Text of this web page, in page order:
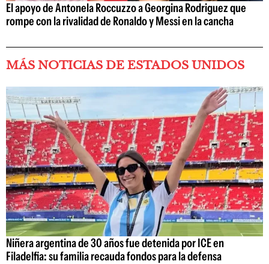
El apoyo de Antonela Roccuzzo a Georgina Rodriguez que
rompe con la rivalidad de Ronaldo y Messi en la cancha
MÁS NOTICIAS DE ESTADOS UNIDOS
Niñera argentina de 30 años fue detenida por ICE en
Filadelfia: su familia recauda fondos para la defensa